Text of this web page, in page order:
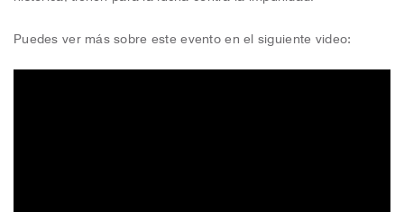
Puedes ver más sobre este evento en el siguiente video: